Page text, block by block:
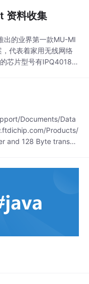
openwrt 资料收集
的业界第一款MU-MI
代表着家用无线网络
芯片型号有IPQ4018，
Documents/Data
Products/
and 128 Byte transmi